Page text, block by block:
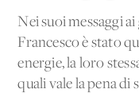
Nei suoi messaggi
Francesco è stato
energie, la loro
quali vale la pena di